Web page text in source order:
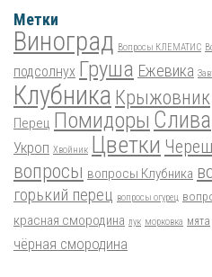
Метки
Виноград Вопросы КЛЕМАТИС
подсолнух Груша Ежевика
Клубника Крыжовник
Перец Помидоры Слива
Укроп Хвойник Цветки
вопросы вопросы Клубника
горький перец вопросы огурец
красная смородина лук морковка мята
чёрная смородина